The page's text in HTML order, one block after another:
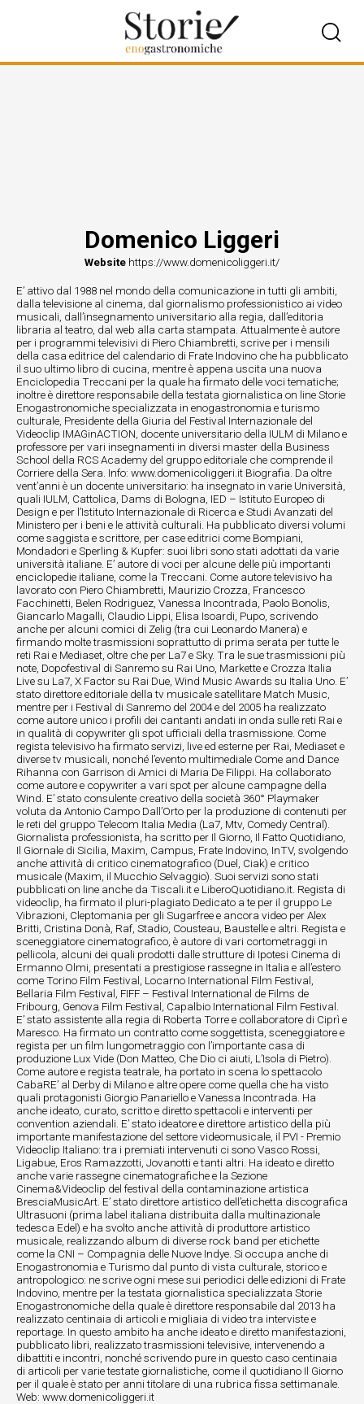
Domenico Liggeri
Website https://www.domenicoliggeri.it/
E’ attivo dal 1988 nel mondo della comunicazione in tutti gli ambiti,
dalla televisione al cinema, dal giornalismo professionistico ai video
musicali, dall’insegnamento universitario alla regia, dall’editoria
libraria al teatro, dal web alla carta stampata. Attualmente è autore
per i programmi televisivi di Piero Chiambretti, scrive per i mensili
della casa editrice del calendario di Frate Indovino che ha pubblicato
il suo ultimo libro di cucina, mentre è appena uscita una nuova
Enciclopedia Treccani per la quale ha firmato delle voci tematiche;
inoltre è direttore responsabile della testata giornalistica on line Storie
Enogastronomiche specializzata in enogastronomia e turismo
culturale, Presidente della Giuria del Festival Internazionale del
Videoclip IMAGinACTION, docente universitario della IULM di Milano e
professore per vari insegnamenti in diversi master della Business
School della RCS Academy del gruppo editoriale che comprende il
Corriere della Sera. Info: www.domenicoliggeri.it Biografia. Da oltre
vent’anni è un docente universitario: ha insegnato in varie Università,
quali IULM, Cattolica, Dams di Bologna, IED – Istituto Europeo di
Design e per l’Istituto Internazionale di Ricerca e Studi Avanzati del
Ministero per i beni e le attività culturali. Ha pubblicato diversi volumi
come saggista e scrittore, per case editrici come Bompiani,
Mondadori e Sperling & Kupfer: suoi libri sono stati adottati da varie
università italiane. E’ autore di voci per alcune delle più importanti
enciclopedie italiane, come la Treccani. Come autore televisivo ha
lavorato con Piero Chiambretti, Maurizio Crozza, Francesco
Facchinetti, Belen Rodriguez, Vanessa Incontrada, Paolo Bonolis,
Giancarlo Magalli, Claudio Lippi, Elisa Isoardi, Pupo, scrivendo
anche per alcuni comici di Zelig (tra cui Leonardo Manera) e
firmando molte trasmissioni soprattutto di prima serata per tutte le
reti Rai e Mediaset, oltre che per La7 e Sky. Tra le sue trasmissioni più
note, Dopofestival di Sanremo su Rai Uno, Markette e Crozza Italia
Live su La7, X Factor su Rai Due, Wind Music Awards su Italia Uno. E’
stato direttore editoriale della tv musicale satellitare Match Music,
mentre per i Festival di Sanremo del 2004 e del 2005 ha realizzato
come autore unico i profili dei cantanti andati in onda sulle reti Rai e
in qualità di copywriter gli spot ufficiali della trasmissione. Come
regista televisivo ha firmato servizi, live ed esterne per Rai, Mediaset e
diverse tv musicali, nonché l’evento multimediale Come and Dance
Rihanna con Garrison di Amici di Maria De Filippi. Ha collaborato
come autore e copywriter a vari spot per alcune campagne della
Wind. E’ stato consulente creativo della società 360° Playmaker
voluta da Antonio Campo Dall’Orto per la produzione di contenuti per
le reti del gruppo Telecom Italia Media (La7, Mtv, Comedy Central).
Giornalista professionista, ha scritto per Il Giorno, Il Fatto Quotidiano,
Il Giornale di Sicilia, Maxim, Campus, Frate Indovino, InTV, svolgendo
anche attività di critico cinematografico (Duel, Ciak) e critico
musicale (Maxim, il Mucchio Selvaggio). Suoi servizi sono stati
pubblicati on line anche da Tiscali.it e LiberoQuotidiano.it. Regista di
videoclip, ha firmato il pluri-plagiato Dedicato a te per il gruppo Le
Vibrazioni, Cleptomania per gli Sugarfree e ancora video per Alex
Britti, Cristina Donà, Raf, Stadio, Cousteau, Baustelle e altri. Regista e
sceneggiatore cinematografico, è autore di vari cortometraggi in
pellicola, alcuni dei quali prodotti dalle strutture di Ipotesi Cinema di
Ermanno Olmi, presentati a prestigiose rassegne in Italia e all’estero
come Torino Film Festival, Locarno International Film Festival,
Bellaria Film Festival, FIFF – Festival International de Films de
Fribourg, Genova Film Festival, Capalbio International Film Festival.
E’ stato assistente alla regia di Roberta Torre e collaboratore di Ciprì e
Maresco. Ha firmato un contratto come soggettista, sceneggiatore e
regista per un film lungometraggio con l’importante casa di
produzione Lux Vide (Don Matteo, Che Dio ci aiuti, L’Isola di Pietro).
Come autore e regista teatrale, ha portato in scena lo spettacolo
CabaRE’ al Derby di Milano e altre opere come quella che ha visto
quali protagonisti Giorgio Panariello e Vanessa Incontrada. Ha
anche ideato, curato, scritto e diretto spettacoli e interventi per
convention aziendali. E’ stato ideatore e direttore artistico della più
importante manifestazione del settore videomusicale, il PVI - Premio
Videoclip Italiano: tra i premiati intervenuti ci sono Vasco Rossi,
Ligabue, Eros Ramazzotti, Jovanotti e tanti altri. Ha ideato e diretto
anche varie rassegne cinematografiche e la Sezione
Cinema&Videoclip del festival della contaminazione artistica
BresciaMusicArt. E’ stato direttore artistico dell’etichetta discografica
Ultrasuoni (prima label italiana distribuita dalla multinazionale
tedesca Edel) e ha svolto anche attività di produttore artistico
musicale, realizzando album di diverse rock band per etichette
come la CNI – Compagnia delle Nuove Indye. Si occupa anche di
Enogastronomia e Turismo dal punto di vista culturale, storico e
antropologico: ne scrive ogni mese sui periodici delle edizioni di Frate
Indovino, mentre per la testata giornalistica specializzata Storie
Enogastronomiche della quale è direttore responsabile dal 2013 ha
realizzato centinaia di articoli e migliaia di video tra interviste e
reportage. In questo ambito ha anche ideato e diretto manifestazioni,
pubblicato libri, realizzato trasmissioni televisive, intervenendo a
dibattiti e incontri, nonché scrivendo pure in questo caso centinaia
di articoli per varie testate giornalistiche, come il quotidiano Il Giorno
per il quale è stato per anni titolare di una rubrica fissa settimanale.
Web: www.domenicoliggeri.it